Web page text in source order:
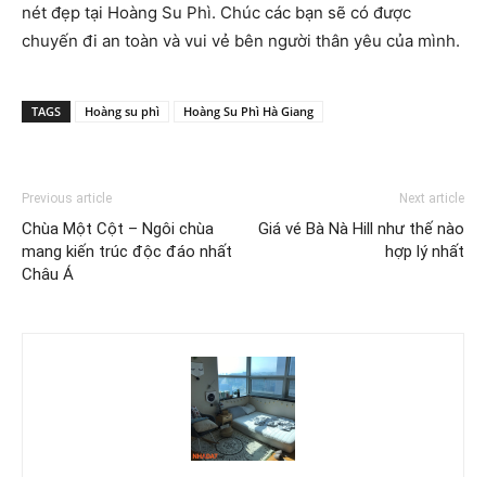
nét đẹp tại Hoàng Su Phì. Chúc các bạn sẽ có được
chuyến đi an toàn và vui vẻ bên người thân yêu của mình.
TAGS Hoàng su phì Hoàng Su Phì Hà Giang
Previous article
Chùa Một Cột – Ngôi chùa
mang kiến trúc độc đáo nhất
Châu Á
Next article
Giá vé Bà Nà Hill như thế nào
hợp lý nhất